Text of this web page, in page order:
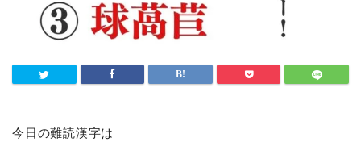
今日の難読漢字は